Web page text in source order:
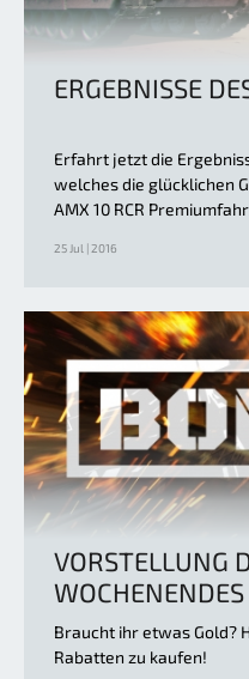
ERGEBNISSE
Erfahrt jetzt die
welches die glücklichen
AMX 10 RCR
25 Jul | 2016
VORSTELLUNG
WOCHENENDES
Braucht ihr etwas Gold?
Rabatten zu kaufen!